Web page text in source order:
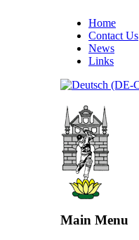
Home
Contact Us
News
Links
Main Menu